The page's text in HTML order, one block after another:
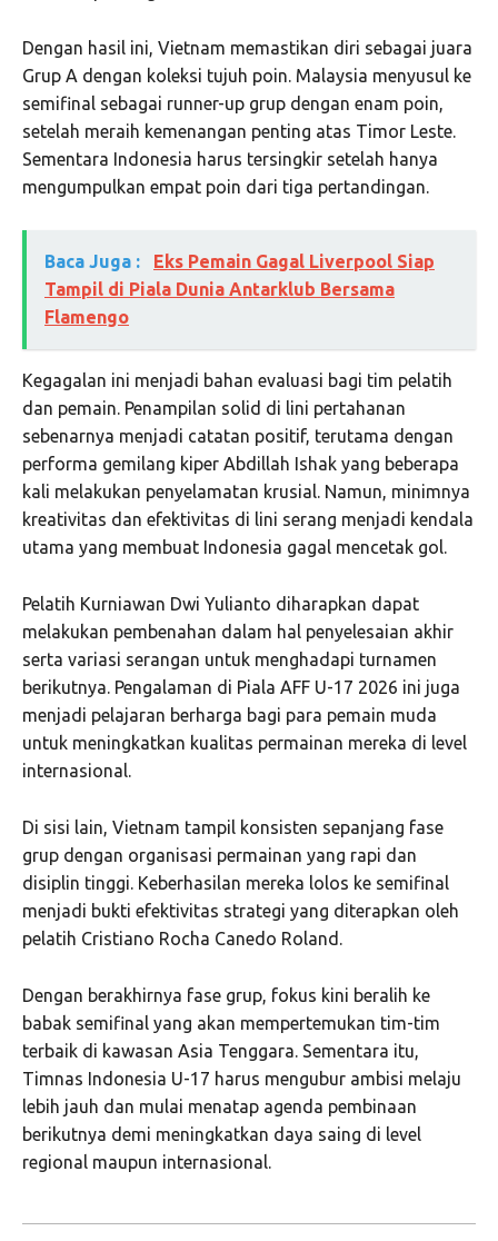
Dengan hasil ini, Vietnam memastikan diri sebagai juara
Grup A dengan koleksi tujuh poin. Malaysia menyusul ke
semifinal sebagai runner-up grup dengan enam poin,
setelah meraih kemenangan penting atas Timor Leste.
Sementara Indonesia harus tersingkir setelah hanya
mengumpulkan empat poin dari tiga pertandingan.
Baca Juga :
Eks Pemain Gagal Liverpool Siap
Tampil di Piala Dunia Antarklub Bersama
Flamengo
Kegagalan ini menjadi bahan evaluasi bagi tim pelatih
dan pemain. Penampilan solid di lini pertahanan
sebenarnya menjadi catatan positif, terutama dengan
performa gemilang kiper Abdillah Ishak yang beberapa
kali melakukan penyelamatan krusial. Namun, minimnya
kreativitas dan efektivitas di lini serang menjadi kendala
utama yang membuat Indonesia gagal mencetak gol.
Pelatih Kurniawan Dwi Yulianto diharapkan dapat
melakukan pembenahan dalam hal penyelesaian akhir
serta variasi serangan untuk menghadapi turnamen
berikutnya. Pengalaman di Piala AFF U-17 2026 ini juga
menjadi pelajaran berharga bagi para pemain muda
untuk meningkatkan kualitas permainan mereka di level
internasional.
Di sisi lain, Vietnam tampil konsisten sepanjang fase
grup dengan organisasi permainan yang rapi dan
disiplin tinggi. Keberhasilan mereka lolos ke semifinal
menjadi bukti efektivitas strategi yang diterapkan oleh
pelatih Cristiano Rocha Canedo Roland.
Dengan berakhirnya fase grup, fokus kini beralih ke
babak semifinal yang akan mempertemukan tim-tim
terbaik di kawasan Asia Tenggara. Sementara itu,
Timnas Indonesia U-17 harus mengubur ambisi melaju
lebih jauh dan mulai menatap agenda pembinaan
berikutnya demi meningkatkan daya saing di level
regional maupun internasional.